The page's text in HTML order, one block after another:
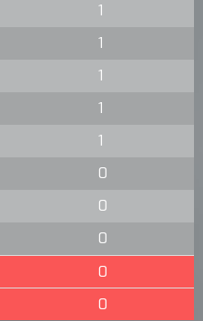
1
1
1
1
1
0
0
0
0
0